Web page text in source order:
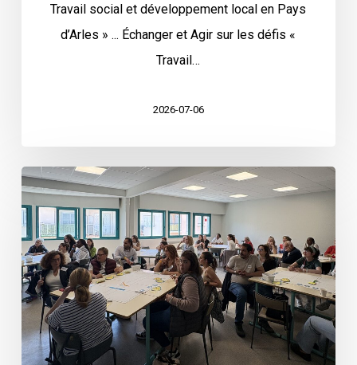
Travail social et développement local en Pays
d’Arles » ... Échanger et Agir sur les défis «
Travail…
2026-07-06
Invitation,
TIPI
le
11
juin
à
Hétis,
Nice